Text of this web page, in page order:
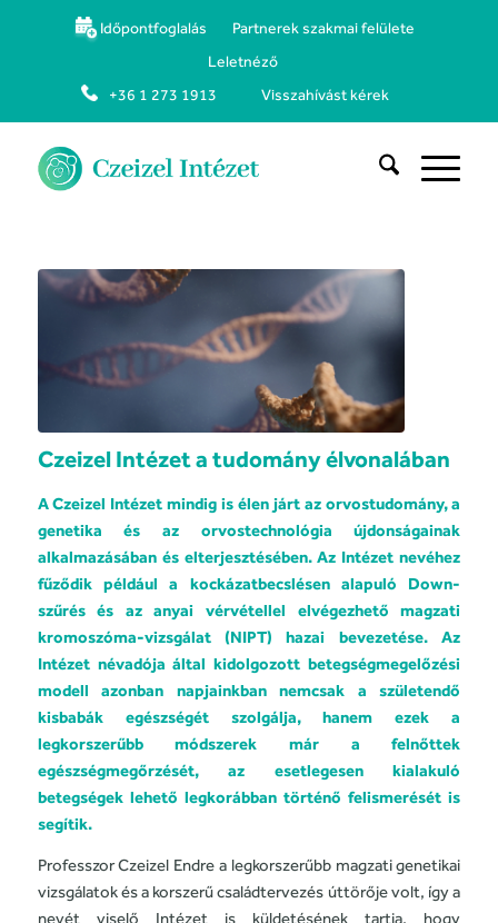
Időpontfoglalás
Partnerek szakmai felülete
Leletnéző
+36 1 273 1913
Visszahívást kérek
Czeizel Intézet a tudomány élvonalában
A Czeizel Intézet mindig is élen járt az orvostudomány, a
genetika és az orvostechnológia újdonságainak
alkalmazásában és elterjesztésében. Az Intézet nevéhez
fűződik például a kockázatbecslésen alapuló Down-
szűrés és az anyai vérvétellel elvégezhető magzati
kromoszóma-vizsgálat (NIPT) hazai bevezetése. Az
Intézet névadója által kidolgozott betegségmegelőzési
modell azonban napjainkban nemcsak a születendő
kisbabák egészségét szolgálja, hanem ezek a
legkorszerűbb módszerek már a felnőttek
egészségmegőrzését, az esetlegesen kialakuló
betegségek lehető legkorábban történő felismerését is
segítik.
Professzor Czeizel Endre a legkorszerűbb magzati genetikai
vizsgálatok és a korszerű családtervezés úttörője volt, így a
nevét viselő Intézet is küldetésének tartja, hogy